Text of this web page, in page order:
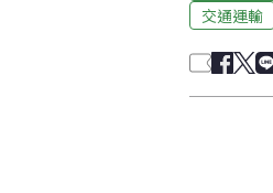
交通運輸